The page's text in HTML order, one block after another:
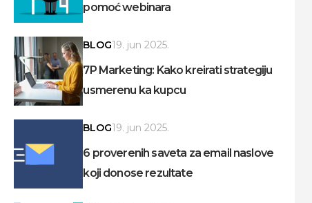
pomoć webinara
BLOG19. jun 2025.
7P Marketing: Kako kreirati strategiju
usmerenu ka kupcu
BLOG19. jun 2025.
6 proverenih saveta za email naslove
koji donose rezultate